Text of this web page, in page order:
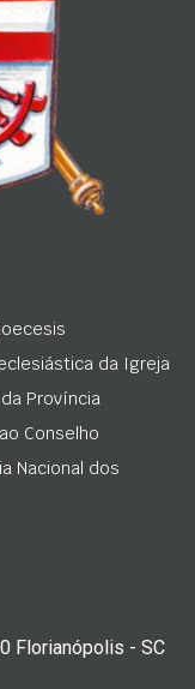
da Igreja
Província
Conselho
Nacional dos
Florianópolis - SC